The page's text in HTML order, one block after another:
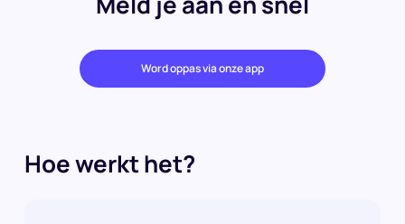
Word oppas via onze app
Hoe werkt het?